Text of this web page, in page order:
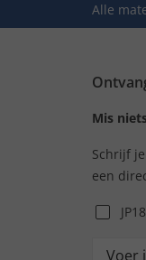
Alle
Mis
Schrijf
een